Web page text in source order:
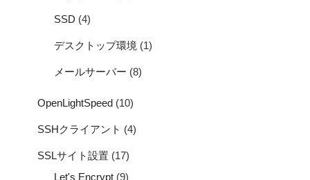
SSD (4)
デスクトップ環境 (1)
メールサーバー (8)
OpenLightSpeed (10)
SSHクライアント (4)
SSLサイト設置 (17)
Let's Encrypt (9)